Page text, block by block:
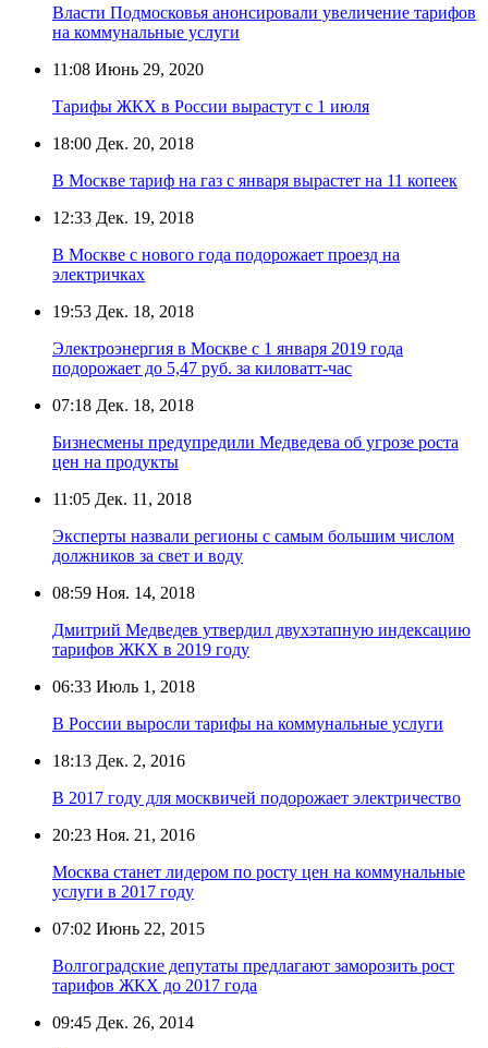
Власти Подмосковья анонсировали увеличение тарифов
на коммунальные услуги
11:08 Июнь 29, 2020
Тарифы ЖКХ в России вырастут с 1 июля
18:00 Дек. 20, 2018
В Москве тариф на газ с января вырастет на 11 копеек
12:33 Дек. 19, 2018
В Москве с нового года подорожает проезд на
электричках
19:53 Дек. 18, 2018
Электроэнергия в Москве с 1 января 2019 года
подорожает до 5,47 руб. за киловатт-час
07:18 Дек. 18, 2018
Бизнесмены предупредили Медведева об угрозе роста
цен на продукты
11:05 Дек. 11, 2018
Эксперты назвали регионы с самым большим числом
должников за свет и воду
08:59 Ноя. 14, 2018
Дмитрий Медведев утвердил двухэтапную индексацию
тарифов ЖКХ в 2019 году
06:33 Июль 1, 2018
В России выросли тарифы на коммунальные услуги
18:13 Дек. 2, 2016
В 2017 году для москвичей подорожает электричество
20:23 Ноя. 21, 2016
Москва станет лидером по росту цен на коммунальные
услуги в 2017 году
07:02 Июнь 22, 2015
Волгоградские депутаты предлагают заморозить рост
тарифов ЖКХ до 2017 года
09:45 Дек. 26, 2014